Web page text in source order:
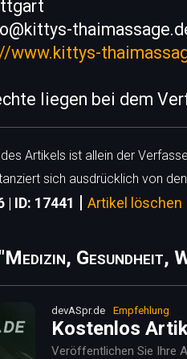
www.kittys-
liegen bei dem
Artikels ist allein der
sich ausdrücklich von
| ID: 17441 | Artikel löschen
Gesundheit,
devASpr.de Empfehlung
Kostenlos
Veröffentlichen Sie Ihre